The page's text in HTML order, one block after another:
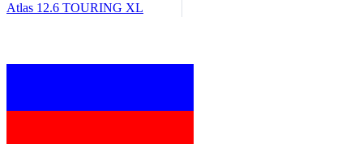
Atlas 12.6 TOURING XL